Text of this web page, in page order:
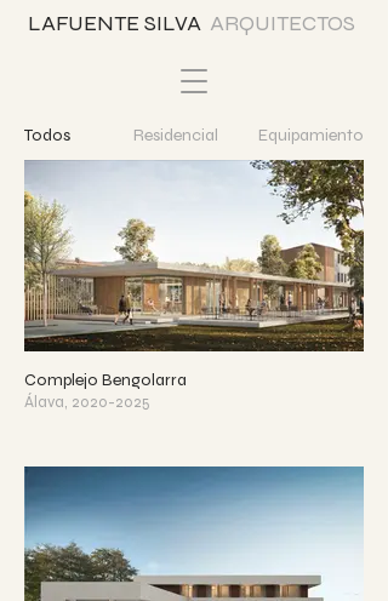
LAFUENTE SILVA ARQUITECTOS
Todos Residencial Equipamiento
Complejo Bengolarra
Álava, 2020-2025